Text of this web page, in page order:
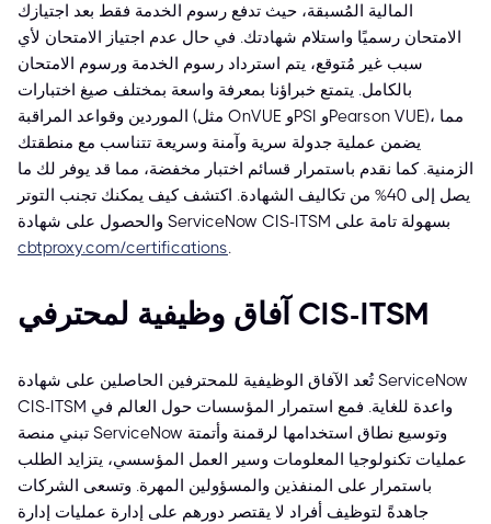
المالية المُسبقة، حيث تدفع رسوم الخدمة فقط بعد اجتيازك
الامتحان رسميًا واستلام شهادتك. في حال عدم اجتياز الامتحان لأي
سبب غير مُتوقع، يتم استرداد رسوم الخدمة ورسوم الامتحان
بالكامل. يتمتع خبراؤنا بمعرفة واسعة بمختلف صيغ اختبارات
الموردين وقواعد المراقبة (مثل OnVUE وPSI وPearson VUE)، مما
يضمن عملية جدولة سرية وآمنة وسريعة تتناسب مع منطقتك
الزمنية. كما نقدم باستمرار قسائم اختبار مخفضة، مما قد يوفر لك ما
يصل إلى 40% من تكاليف الشهادة. اكتشف كيف يمكنك تجنب التوتر
والحصول على شهادة ServiceNow CIS-ITSM بسهولة تامة على
cbtproxy.com/certifications.
آفاق وظيفية لمحترفي CIS-ITSM
تُعد الآفاق الوظيفية للمحترفين الحاصلين على شهادة ServiceNow
CIS-ITSM واعدة للغاية. فمع استمرار المؤسسات حول العالم في
تبني منصة ServiceNow وتوسيع نطاق استخدامها لرقمنة وأتمتة
عمليات تكنولوجيا المعلومات وسير العمل المؤسسي، يتزايد الطلب
باستمرار على المنفذين والمسؤولين المهرة. وتسعى الشركات
جاهدةً لتوظيف أفراد لا يقتصر دورهم على إدارة عمليات إدارة